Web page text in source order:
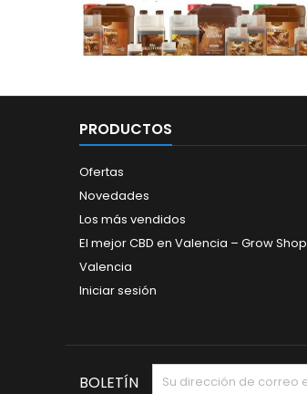
PRODUCTOS
Ofertas
Novedades
Los más vendidos
El mejor CBD en Valencia – Grow Shop
Valencia
Iniciar sesión
BOLETÍN